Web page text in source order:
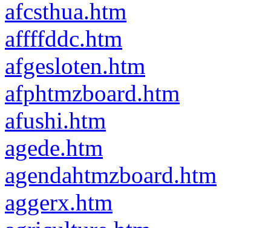
afcsthua.htm
affffddc.htm
afgesloten.htm
afphtmzboard.htm
afushi.htm
agede.htm
agendahtmzboard.htm
aggerx.htm